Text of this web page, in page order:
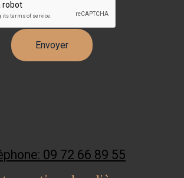
09 72 66 89 55